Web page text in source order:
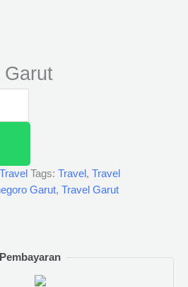
Garut
Travel Tags: Travel , Travel
Garut, Travel Garut
Pembayaran